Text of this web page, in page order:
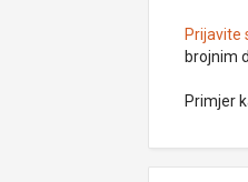
Prijavite
brojnim
Primjer